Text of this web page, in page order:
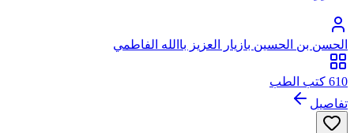
الحسن بن الحسين بازيار العزيز باالله الفاطمي
610 كتب الطب
تفاصيل